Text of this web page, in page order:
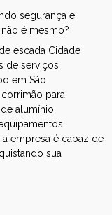
segurança e
é mesmo?
escada Cidade
de serviços
em São
para
alumínio,
empresa é capaz de
sua